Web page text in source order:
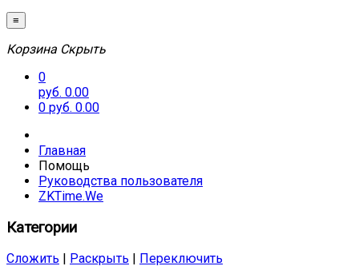
≡
Корзина Скрыть
0
руб. 0.00
0 руб. 0.00
Главная
Помощь
Руководства пользователя
ZKTime.We
Категории
Сложить Раскрыть
Переключить